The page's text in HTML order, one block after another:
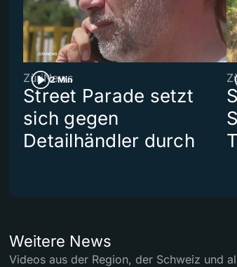
2 Min
ZüriNews
Street Parade setzt
sich gegen
Detailhändler durch
Weitere News
Videos aus der Region, der Schweiz und